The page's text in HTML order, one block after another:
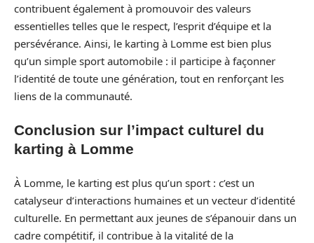
contribuent également à promouvoir des valeurs
essentielles telles que le respect, l’esprit d’équipe et la
persévérance. Ainsi, le karting à Lomme est bien plus
qu’un simple sport automobile : il participe à façonner
l’identité de toute une génération, tout en renforçant les
liens de la communauté.
Conclusion sur l’impact culturel du
karting à Lomme
À Lomme, le karting est plus qu’un sport : c’est un
catalyseur d’interactions humaines et un vecteur d’identité
culturelle. En permettant aux jeunes de s’épanouir dans un
cadre compétitif, il contribue à la vitalité de la